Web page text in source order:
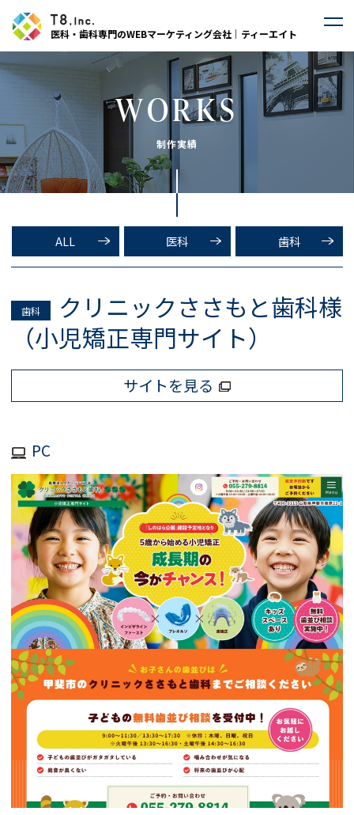
医科・歯科専門のWEBマーケティング会社｜ティーエイト
WORKS
制作実績
ALL 医科 歯科
歯科
クリニックささもと歯科様
（小児矯正専門サイト）
サイトを見る
PC